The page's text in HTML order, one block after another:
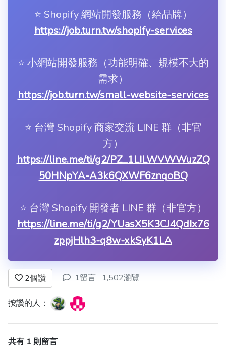
⭐️ Shopify 網站開發服務（給品牌）
https://job.turn.tw/shopify-services
⭐️ 小網站開發服務（功能明確、規模不大的
需求）
https://job.turn.tw/small-website-services
⭐️ 台灣 Shopify 商家交流 LINE 群（非官
方）
https://line.me/ti/g2/PZ_1LILWVWWuzZQ
50HNpYA-A3k6QXWF6znqoBQ
⭐️ 台灣 Shopify 開發者 LINE 群（非官方）
https://line.me/ti/g2/YUasX5K3CJ4QdIx76
zppjHlh3-q8w-xkSyK1LA
2個讚 1留言 1,502瀏覽
按讚的人：
共有 1 則留言